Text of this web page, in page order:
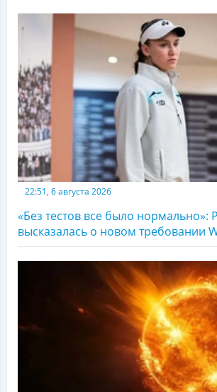
22:51, 6 августа 2026
«Без тестов все было нормально»:
высказалась о новом требовании